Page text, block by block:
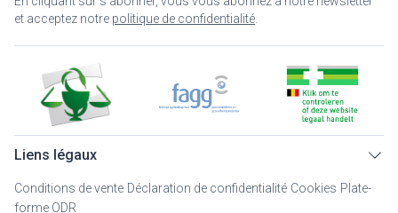
et acceptez notre politique de confidentialité
Liens légaux
Conditions de vente Déclaration de confidentialité Cookies Plate-
forme ODR